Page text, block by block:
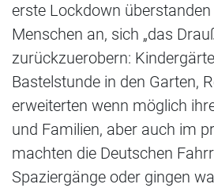
erste Lockdown
Menschen an, sich „das
zurückzuerobern:
Bastelstunde in den Garten,
erweiterten wenn möglich
und Familien, aber auch im
machten die Deutschen
Spaziergänge oder gingen